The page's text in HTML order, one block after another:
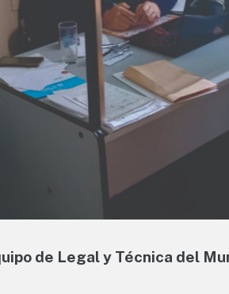
de Legal y Técnica del